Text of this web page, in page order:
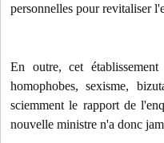
personnelles pour revitaliser
En outre, cet
homophobes, sexisme,
sciemment le rapport de
nouvelle ministre n'a donc